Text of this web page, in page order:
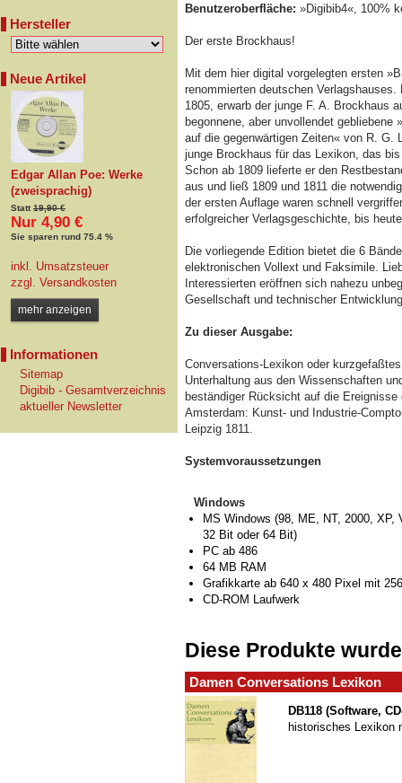
Hersteller
Neue Artikel
Edgar Allan Poe: Werke
(zweisprachig)
Statt19,90 €
Nur 4,90 €
Sie sparen rund 75.4 %
inkl. Umsatzsteuer
zzgl. Versandkosten
mehr anzeigen
Informationen
Sitemap
Digibib - Gesamtverzeichnis
aktueller Newsletter
Benutzeroberfläche: »Digibib4«, 100%
Der erste Brockhaus!
Mit dem hier digital vorgelegten ersten
renommierten deutschen
1805, erwarb der junge F. A. Brockhaus
begonnene, aber unvollendet
auf die gegenwärtigen Zeiten« von R. G.
junge Brockhaus für das Lexikon, das
Schon ab 1809 lieferte er den
aus und ließ 1809 und 1811 die
der ersten Auflage waren schnell
erfolgreicher Verlagsgeschichte, bis
Die vorliegende Edition bietet die 6
elektronischen Vollext und Faksimile.
Interessierten eröffnen sich nahezu
Gesellschaft und technischer
Zu dieser Ausgabe:
Conversations-Lexikon oder
Unterhaltung aus den Wissenschaften
beständiger Rücksicht auf die
Amsterdam: Kunst- und Industrie-
Leipzig 1811.
Systemvoraussetzungen
Windows
MS Windows (98, ME, NT, 2000, XP,
32 Bit oder 64 Bit)
PC ab 486
64 MB RAM
Grafikkarte ab 640 x 480 Pixel mit
CD-ROM Laufwerk
Diese Produkte
Damen Conversations Lexikon
DB118 (Software,
historisches Lexikon